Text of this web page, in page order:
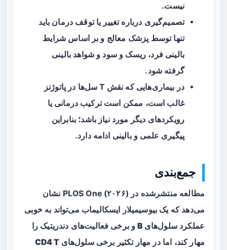
نیست.
تصمیم‌گیری درباره تغییر یا توقف درمان باید
تنها توسط پزشک معالج و بر اساس شرایط
بالینی فرد، ریسک و سود و شواهد بالینی
گرفته شود.
در بیماری‌هایی که نقش T سل‌ها در پاتوژنز
غالب است، ممکن است ترکیب درمانی یا
رویکردهای دیگر مورد نیاز باشد؛ بنابراین
پیگیری علمی و بالینی ادامه دارد.
جمع‌بندی
مطالعه منتشرشده در PLOS One (۲۰۲۶) نشان
می‌دهد که یک بیوسیمیلار ایسکالیماب می‌تواند به خوبی
عملکردسلول‌های B
و برخی فعالیت‌های دندریتیک را
مهار کند، اما در مهار تکثیر برخی
سلول‌های CD4 T